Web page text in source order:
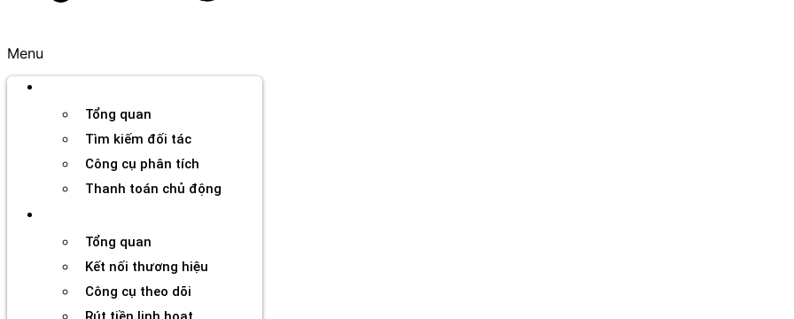
Menu
Tổng quan
Tìm kiếm đối tác
Công cụ phân tích
Thanh toán chủ động
Tổng quan
Kết nối thương hiệu
Công cụ theo dõi